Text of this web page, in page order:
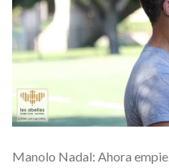
Manolo Nadal: Ahora